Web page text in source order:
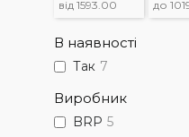
В наявності
Так 7
Виробник
BRP 5